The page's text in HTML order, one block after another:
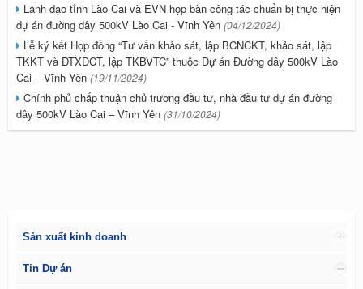
Lãnh đạo tỉnh Lào Cai và EVN họp bàn công tác chuẩn bị thực hiện
dự án đường dây 500kV Lào Cai - Vĩnh Yên (04/12/2024)
Lễ ký kết Hợp đồng “Tư vấn khảo sát, lập BCNCKT, khảo sát, lập
TKKT và DTXDCT, lập TKBVTC” thuộc Dự án Đường dây 500kV Lào
Cai – Vĩnh Yên (19/11/2024)
Chính phủ chấp thuận chủ trương đầu tư, nhà đầu tư dự án đường
dây 500kV Lào Cai – Vĩnh Yên (31/10/2024)
Sản xuất kinh doanh
Tin Dự án